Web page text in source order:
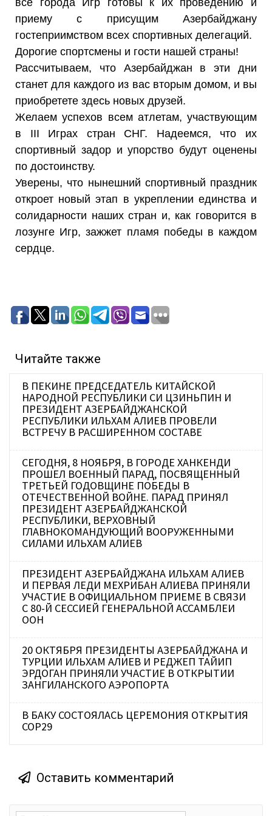
все города Игр готовы к их проведению и
приему с присущим Азербайджану
гостеприимством всех спортивных делегаций.
Дорогие спортсмены и гости нашей страны!
Рассчитываем, что Азербайджан в эти дни
станет для каждого из вас вторым домом, и вы
приобретете здесь новых друзей.
Желаем успехов всем атлетам, участвующим
в III Играх стран СНГ. Надеемся, что их
спортивный задор и упорство будут оценены
по достоинству.
Уверены, что нынешний спортивный праздник
откроет новый этап в укреплении единства и
солидарности наших стран и, как говорится в
лозунге Игр, зажжет пламя победы в каждом
сердце.
Читайте также
В ПЕКИНЕ ПРЕДСЕДАТЕЛЬ КИТАЙСКОЙ
НАРОДНОЙ РЕСПУБЛИКИ СИ ЦЗИНЬПИН И
ПРЕЗИДЕНТ АЗЕРБАЙДЖАНСКОЙ
РЕСПУБЛИКИ ИЛЬХАМ АЛИЕВ ПРОВЕЛИ
ВСТРЕЧУ В РАСШИРЕННОМ СОСТАВЕ
СЕГОДНЯ, 8 НОЯБРЯ, В ГОРОДЕ ХАНКЕНДИ
ПРОШЕЛ ВОЕННЫЙ ПАРАД, ПОСВЯЩЕННЫЙ
ТРЕТЬЕЙ ГОДОВЩИНЕ ПОБЕДЫ В
ОТЕЧЕСТВЕННОЙ ВОЙНЕ. ПАРАД ПРИНЯЛ
ПРЕЗИДЕНТ АЗЕРБАЙДЖАНСКОЙ
РЕСПУБЛИКИ, ВЕРХОВНЫЙ
ГЛАВНОКОМАНДУЮЩИЙ ВООРУЖЕННЫМИ
СИЛАМИ ИЛЬХАМ АЛИЕВ
ПРЕЗИДЕНТ АЗЕРБАЙДЖАНА ИЛЬХАМ АЛИЕВ
И ПЕРВАЯ ЛЕДИ МЕХРИБАН АЛИЕВА ПРИНЯЛИ
УЧАСТИЕ В ОФИЦИАЛЬНОМ ПРИЕМЕ В СВЯЗИ
С 80-Й СЕССИЕЙ ГЕНЕРАЛЬНОЙ АССАМБЛЕИ
ООН
20 ОКТЯБРЯ ПРЕЗИДЕНТЫ АЗЕРБАЙДЖАНА И
ТУРЦИИ ИЛЬХАМ АЛИЕВ И РЕДЖЕП ТАЙИП
ЭРДОГАН ПРИНЯЛИ УЧАСТИЕ В ОТКРЫТИИ
ЗАНГИЛАНСКОГО АЭРОПОРТА
В БАКУ СОСТОЯЛАСЬ ЦЕРЕМОНИЯ ОТКРЫТИЯ
COP29
Оставить комментарий